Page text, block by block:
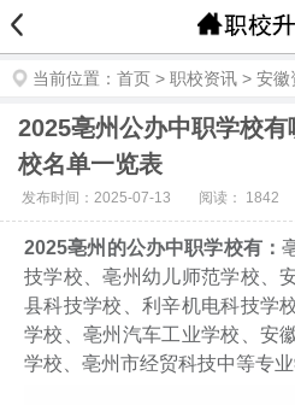
当前位置： 首页 > 职校资讯 > 安徽
2025亳州公办中职学校
校名单一览表
发布时间：2025-07-13 阅读： 1842
2025亳州的公办中职学校有：
技学校、亳州幼儿师范学校、
县科技学校、利辛机电科技学
学校、亳州汽车工业学校、安
学校、亳州市经贸科技中等专